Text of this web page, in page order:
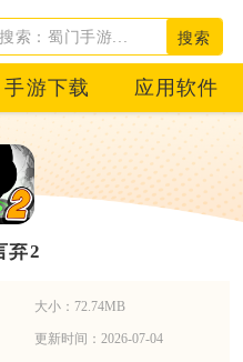
搜索
手游下载 应用软件
弃2
大小：72.74MB
更新时间：2026-07-04